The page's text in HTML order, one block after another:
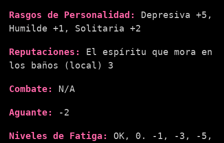
Rasgos de Personalidad:
Depresiva +5,
Humilde +1, Solitaria +2
Reputaciones:
El espíritu que mora en
los baños (local) 3
Combate: N/A
Aguante: -2
Niveles de Fatiga:
OK, 0. -1, -3, -5,